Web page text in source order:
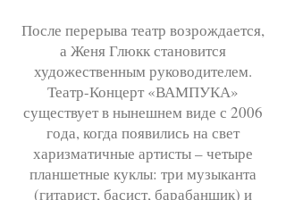
После перерыва театр возрождается,
а Женя Глюкк становится
художественным руководителем.
Театр-Концерт «ВАМПУКА»
существует в нынешнем виде с 2006
года, когда появились на свет
харизматичные артисты – четыре
планшетные куклы: три музыканта
(гитарист, басист, барабанщик) и